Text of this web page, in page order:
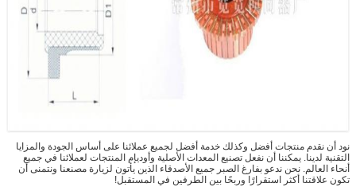
نود أن نقدم منتجات أفضل وكذلك خدمة أفضل لجميع عملائنا على أساس الجودة والمزايا
التقنية لدينا. يمكننا أن نفعل تصنيع المعدات الأصلية وأوديإم المنتجات لعملائنا في جميع
أنحاء العالم. نحن ندعو بفارغ الصبر جميع الأصدقاء الذين يأتون لزيارة مصنعنا ونتمنى أن
تكون علاقتنا أكثر استقرارًا وربحًا بين الطرفين في المستقبل!